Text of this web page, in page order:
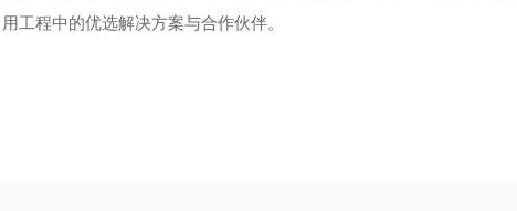
用工程中的优选解决方案与合作伙伴。